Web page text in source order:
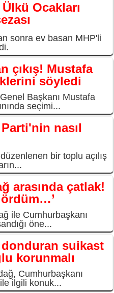
Ocakları
sonra ev basan MHP'li
çıkış! Mustafa
söyledi
Başkanı Mustafa
seçimi...
nasıl
bir toplu açılış
arasında çatlak!
ile Cumhurbaşkanı
öne...
donduran suikast
korunmalı
Cumhurbaşkanı
ilgili konuk...